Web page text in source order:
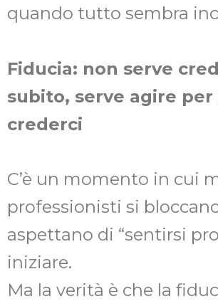
quando tutto sembra
Fiducia: non serve
subito, serve agire per
crederci
C’è un momento in cui
professionisti si
aspettano di “sentirsi
iniziare.
Ma la verità è che la